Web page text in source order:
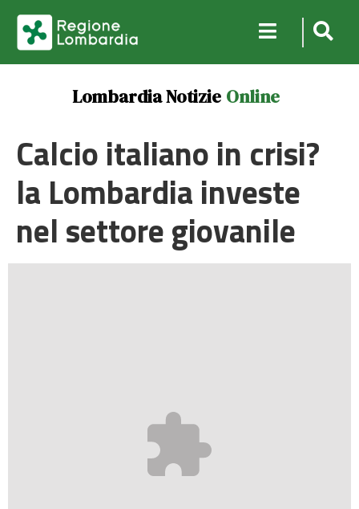
Lombardia Notizie Online
Calcio italiano in crisi?
la Lombardia investe
nel settore giovanile